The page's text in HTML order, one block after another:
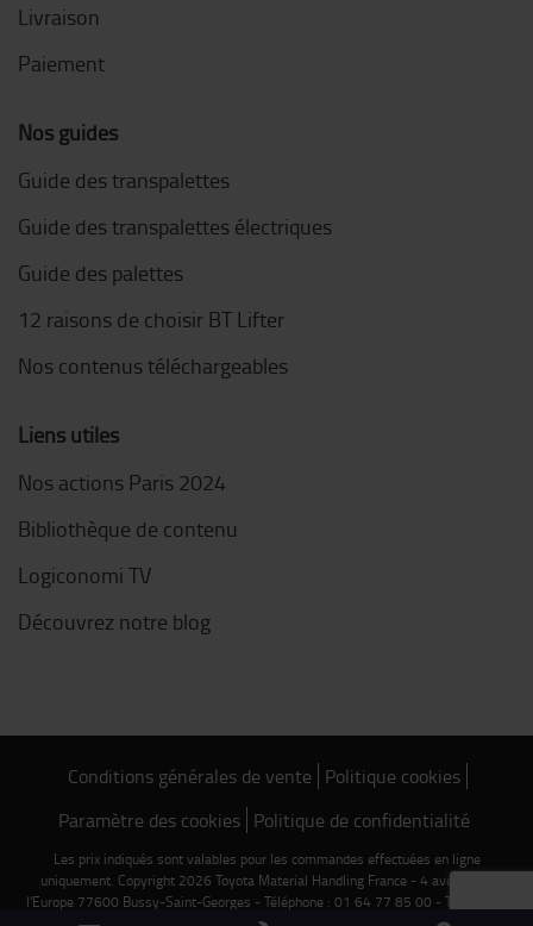
Livraison
Paiement
Nos guides
Guide des transpalettes
Guide des transpalettes électriques
Guide des palettes
12 raisons de choisir BT Lifter
Nos contenus téléchargeables
Liens utiles
Nos actions Paris 2024
Bibliothèque de contenu
Logiconomi TV
Découvrez notre blog
Conditions générales de vente Politique cookies
Paramètre des cookies Politique de confidentialité
Les prix indiqués sont valables pour les commandes effectuées en ligne
uniquement. Copyright 2026 Toyota Material Handling France - 4 avenue de
l'Europe 77600 Bussy-Saint-Georges - Téléphone : 01 64 77 85 00 - TVA FR 75